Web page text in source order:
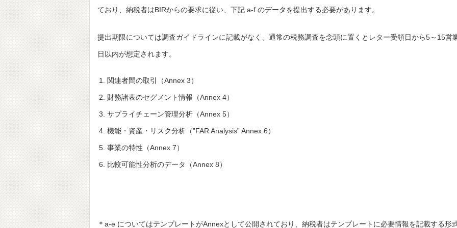
ており、納税者はBIRからの要求に従い、下記 a-f のデータを提出する必要があります。
提出期限については調査ガイドラインに記載がなく、通常の税務調査を念頭に置くとレター受領日から5～15営
日以内が想定されます。
関連者間の取引（Annex 3）
財務諸表のセグメント情報（Annex 4）
サプライチェーン管理分析（Annex 5）
機能・資産・リスク分析（”FAR Analysis” Annex 6）
事業の特性（Annex 7）
比較可能性分析のデータ（Annex 8）
＊a-e についてはテンプレートがAnnexとして公開されており、納税者はテンプレートに必要情報を記載する形